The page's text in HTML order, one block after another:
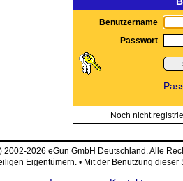
Benutzername
Passwort
Noch nicht
2002-2026 eGun GmbH Deutschland. Alle
Eigentümern. • Mit der Benutzung